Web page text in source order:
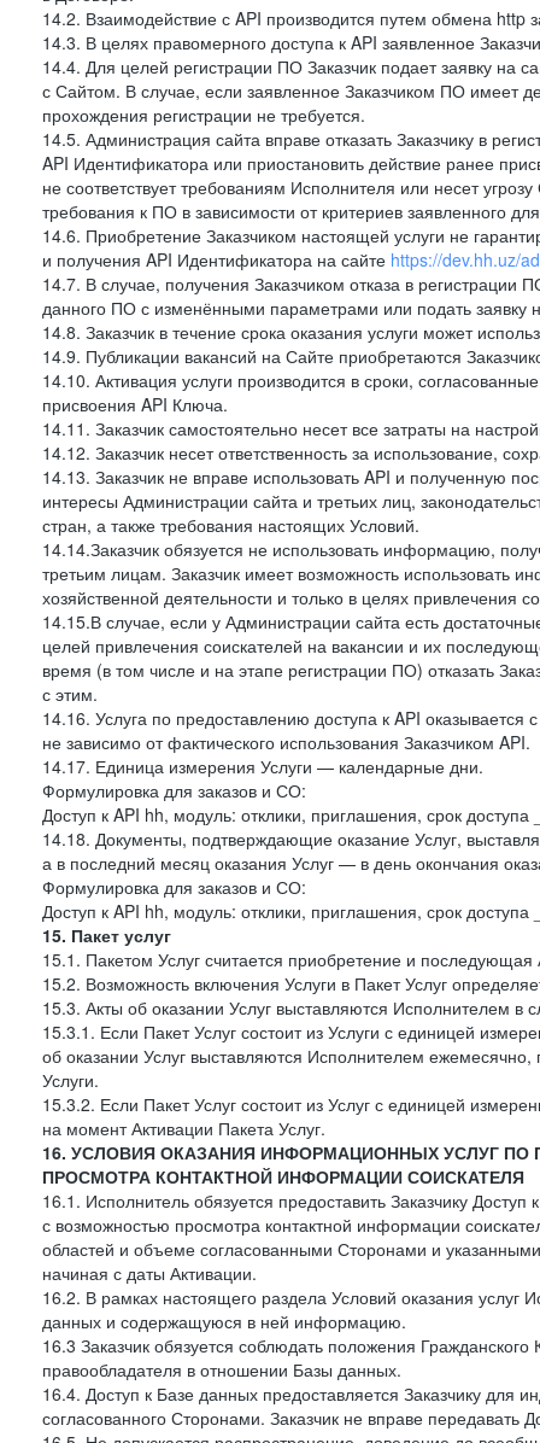
14.2. Взаимодействие с API производится путем обмена
14.3. В целях правомерного доступа к API заявленное
14.4. Для целей регистрации ПО Заказчик подает заявку на
с Сайтом. В случае, если заявленное Заказчиком ПО имеет
прохождения регистрации не требуется.
14.5. Администрация сайта вправе отказать Заказчику в
API Идентификатора или приостановить действие ранее
не соответствует требованиям Исполнителя или несет
требования к ПО в зависимости от критериев заявленного
14.6. Приобретение Заказчиком настоящей услуги не
и получения API Идентификатора на сайте https://dev.hh.uz/
14.7. В случае, получения Заказчиком отказа в регистрации
данного ПО с изменёнными параметрами или подать заявку
14.8. Заказчик в течение срока оказания услуги может
14.9. Публикации вакансий на Сайте приобретаются
14.10. Активация услуги производится в сроки,
присвоения API Ключа.
14.11. Заказчик самостоятельно несет все затраты на
14.12. Заказчик несет ответственность за использование,
14.13. Заказчик не вправе использовать API и
интересы Администрации сайта и третьих лиц,
стран, а также требования настоящих Условий.
14.14.Заказчик обязуется не использовать информацию,
третьим лицам. Заказчик имеет возможность использовать
хозяйственной деятельности и только в целях привлечения
14.15.В случае, если у Администрации сайта есть
целей привлечения соискателей на вакансии и их
время (в том числе и на этапе регистрации ПО) отказать
с этим.
14.16. Услуга по предоставлению доступа к API оказывается
не зависимо от фактического использования Заказчиком API.
14.17. Единица измерения Услуги — календарные дни.
Формулировка для заказов и СО:
Доступ к API hh, модуль: отклики, приглашения, срок
14.18. Документы, подтверждающие оказание Услуг,
а в последний месяц оказания Услуг — в день окончания
Формулировка для заказов и СО:
Доступ к API hh, модуль: отклики, приглашения, срок
15. Пакет услуг
15.1. Пакетом Услуг считается приобретение и
15.2. Возможность включения Услуги в Пакет Услуг
15.3. Акты об оказании Услуг выставляются Исполнителем в
15.3.1. Если Пакет Услуг состоит из Услуги с единицей
об оказании Услуг выставляются Исполнителем
Услуги.
15.3.2. Если Пакет Услуг состоит из Услуг с единицей
на момент Активации Пакета Услуг.
16. УСЛОВИЯ ОКАЗАНИЯ ИНФОРМАЦИОННЫХ УСЛУГ
ПРОСМОТРА КОНТАКТНОЙ ИНФОРМАЦИИ СОИСКАТЕЛЯ
16.1. Исполнитель обязуется предоставить Заказчику
с возможностью просмотра контактной информации
областей и объеме согласованными Сторонами и
начиная с даты Активации.
16.2. В рамках настоящего раздела Условий оказания услуг
данных и содержащуюся в ней информацию.
16.3 Заказчик обязуется соблюдать положения
правообладателя в отношении Базы данных.
16.4. Доступ к Базе данных предоставляется Заказчику для
согласованного Сторонами. Заказчик не вправе